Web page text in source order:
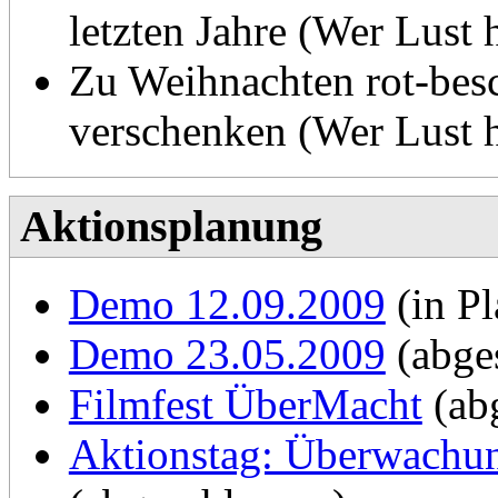
Kundgebungen und
Jubiläum des
Holbeinplatz
22.05.09
Treffen imThing ab
19.05.09
Reden auf Video
Pressespiegel
Bundesweiter
Am 31. Mai
Protestaktionen in über
Auch in Augsburg gab
ungefähr 200
Unterstützern dieser
letzten Jahre (Wer Lust
Zu Weihnachten rot-
verschenken (Wer Lust
Aktionsplanung
Demo 12.09.2009 (in
Demo 23.05.2009
Filmfest ÜberMacht
Aktionstag: